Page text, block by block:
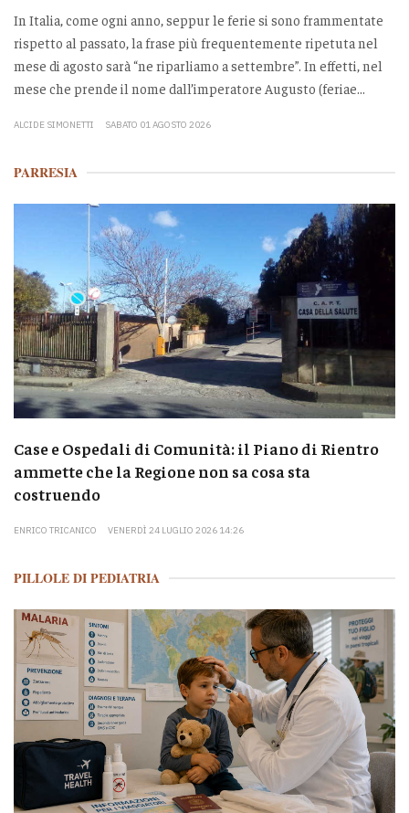
In Italia, come ogni anno, seppur le ferie si sono frammentate
rispetto al passato, la frase più frequentemente ripetuta nel
mese di agosto sarà “ne riparliamo a settembre”. In effetti, nel
mese che prende il nome dall’imperatore Augusto (feriae...
ALCIDE SIMONETTI SABATO 01 AGOSTO 2026
PARRESIA
Case e Ospedali di Comunità: il Piano di Rientro
ammette che la Regione non sa cosa sta
costruendo
ENRICO TRICANICO VENERDÌ 24 LUGLIO 2026 14:26
PILLOLE DI PEDIATRIA